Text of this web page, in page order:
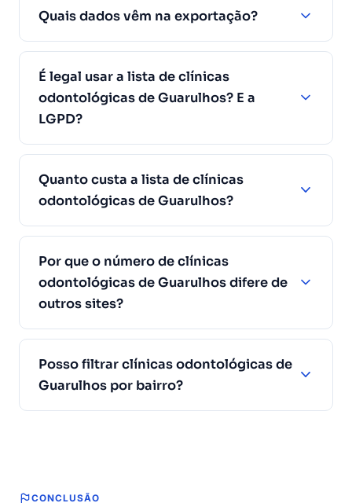
Quais dados vêm na exportação?
É legal usar a lista de clínicas
odontológicas de Guarulhos? E a
LGPD?
Quanto custa a lista de clínicas
odontológicas de Guarulhos?
Por que o número de clínicas
odontológicas de Guarulhos difere de
outros sites?
Posso filtrar clínicas odontológicas de
Guarulhos por bairro?
CONCLUSÃO